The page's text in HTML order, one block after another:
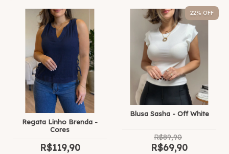
Regata Linho Brenda -
Cores
R$119,90
22% OFF
Blusa Sasha - Off White
R$89,90
R$69,90